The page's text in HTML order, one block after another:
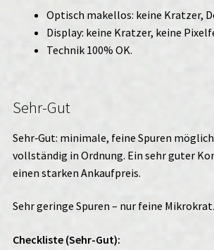
Optisch makellos: keine Kratzer,
Display: keine Kratzer, keine
Technik 100% OK.
Sehr-Gut
Sehr‑Gut: minimale, feine Spuren
vollständig in Ordnung. Ein sehr guter
einen starken Ankaufpreis.
Sehr geringe Spuren – nur feine
Checkliste (Sehr-Gut):